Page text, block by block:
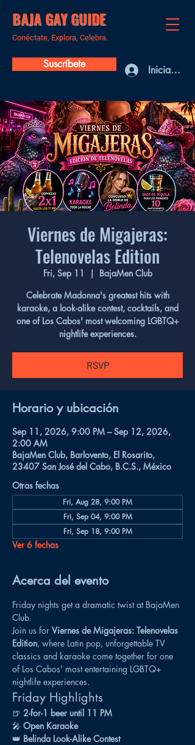
BAJA GAY GUIDE
Conéctate, Explora, Celebra.
Suscríbete Iniciar sesión
Viernes de Migajeras:
Telenovelas Edition
Fri, Sep 11
  |
BajaMen Club
Celebrate Madonna's greatest hits with
karaoke, a look-alike contest, cocktails, and
one of Los Cabos' most welcoming LGBTQ+
nightlife experiences.
RSVP
Horario y ubicación
Sep 11, 2026, 9:00 PM – Sep 12, 2026,
2:00 AM
BajaMen Club, Barlovento, El Rosarito,
23407 San José del Cabo, B.C.S., México
Otras fechas
Fri, Aug 28, 9:00 PM
Fri, Sep 04, 9:00 PM
Fri, Sep 18, 9:00 PM
Ver 6 fechas
Acerca del evento
Friday nights get a dramatic twist at BajaMen
Club.
Join us for Viernes de Migajeras: Telenovelas
Edition, where Latin pop, unforgettable TV
classics and karaoke come together for one
of Los Cabos' most entertaining LGBTQ+
nightlife experiences.
Friday Highlights
🍺 2-for-1 beer until 11 PM
🎤 Open Karaoke
👑 Belinda Look-Alike Contest